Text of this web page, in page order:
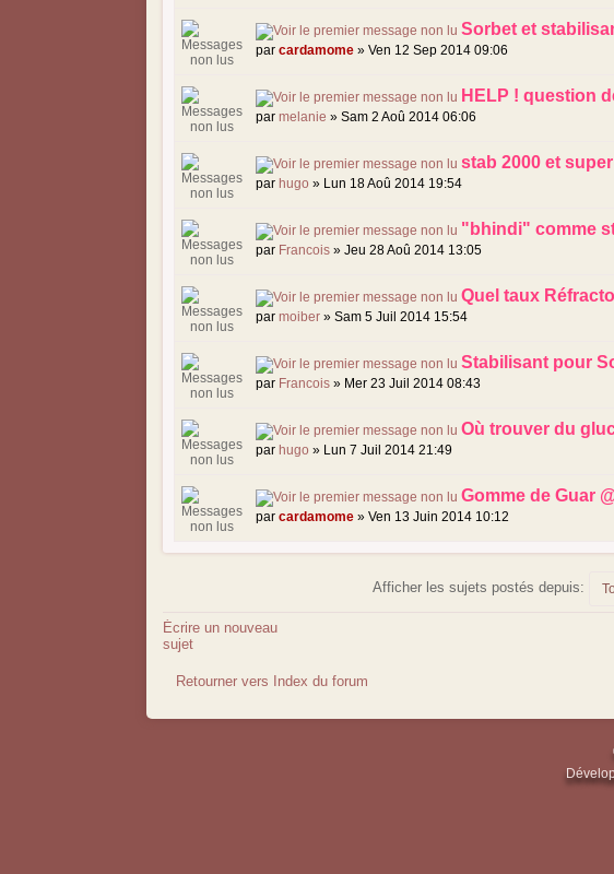
Sorbet et
parcardamome » Ven 12 Sep 2014 09:06
HELP ! question
parmelanie » Sam 2 Aoû 2014 06:06
stab 2000 et
par hugo » Lun 18 Aoû 2014 19:54
"bhindi" comme
par Francois » Jeu 28 Aoû 2014 13:05
Quel taux
parmoiber » Sam 5 Juil 2014 15:54
Stabilisant pour
par Francois » Mer 23 Juil 2014 08:43
Où trouver du
par hugo » Lun 7 Juil 2014 21:49
Gomme de Guar
parcardamome » Ven 13 Juin 2014 10:12
Afficher les sujets postés depuis:
Écrire un nouveau
sujet
Retourner vers Index du forum